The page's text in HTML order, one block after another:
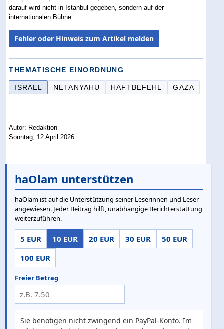
darauf wird nicht in Istanbul gegeben, sondern auf der
internationalen Bühne.
Fehler oder Hinweis zum Artikel melden
THEMATISCHE EINORDNUNG
ISRAEL NETANYAHU HAFTBEFEHL GAZA
Autor: Redaktion
Sonntag, 12 April 2026
haOlam unterstützen
haOlam ist auf die Unterstützung seiner Leserinnen und Leser
angewiesen. Jeder Beitrag hilft, unabhängige Berichterstattung
weiterzuführen.
5 EUR 10 EUR 20 EUR 30 EUR
50 EUR
100 EUR
Freier Betrag
Sie benötigen nicht zwingend ein PayPal-Konto. Im